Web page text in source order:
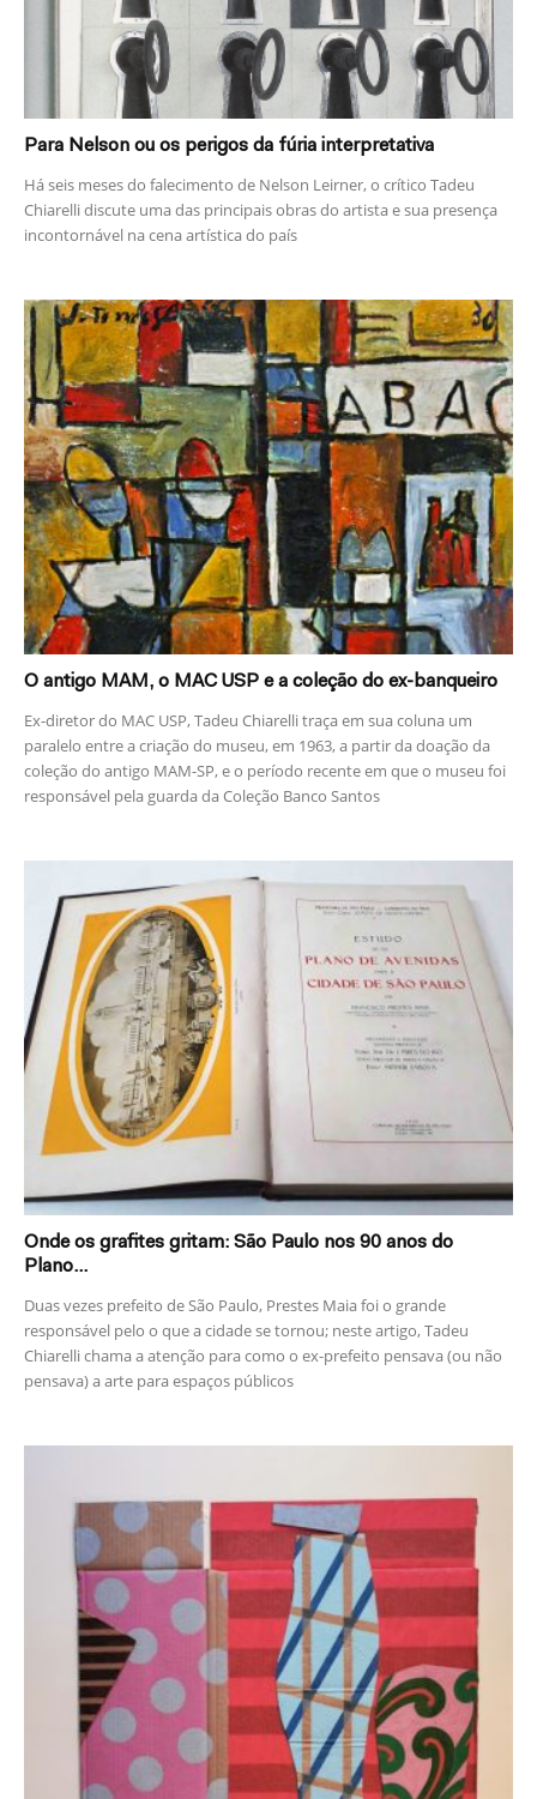
Para Nelson ou os perigos da fúria interpretativa
Há seis meses do falecimento de Nelson Leirner, o crítico Tadeu
Chiarelli discute uma das principais obras do artista e sua presença
incontornável na cena artística do país
O antigo MAM, o MAC USP e a coleção do ex-banqueiro
Ex-diretor do MAC USP, Tadeu Chiarelli traça em sua coluna um
paralelo entre a criação do museu, em 1963, a partir da doação da
coleção do antigo MAM-SP, e o período recente em que o museu foi
responsável pela guarda da Coleção Banco Santos
Onde os grafites gritam: São Paulo nos 90 anos do
Plano...
Duas vezes prefeito de São Paulo, Prestes Maia foi o grande
responsável pelo o que a cidade se tornou; neste artigo, Tadeu
Chiarelli chama a atenção para como o ex-prefeito pensava (ou não
pensava) a arte para espaços públicos